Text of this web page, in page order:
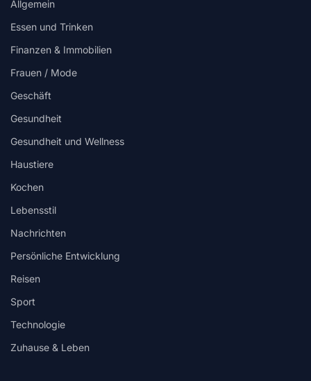
Allgemein
Essen und Trinken
Finanzen & Immobilien
Frauen / Mode
Geschäft
Gesundheit
Gesundheit und Wellness
Haustiere
Kochen
Lebensstil
Nachrichten
Persönliche Entwicklung
Reisen
Sport
Technologie
Zuhause & Leben